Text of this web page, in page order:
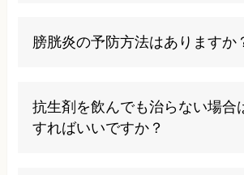
膀胱炎は原因不明の慢性炎症です
は症状がより重篤で、膀胱に特徴
膀胱炎の予防方法はありますか
冷やさない、ストレス管理などが
す。また、免疫力を高める生活習
とも重要です。
抗生剤を飲んでも治らない場合
すればいいですか？